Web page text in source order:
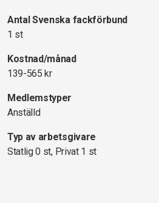
Antal Svenska fackförbund
1 st
Kostnad/månad
139-565 kr
Medlemstyper
Anställd
Typ av arbetsgivare
Statlig 0 st, Privat 1 st